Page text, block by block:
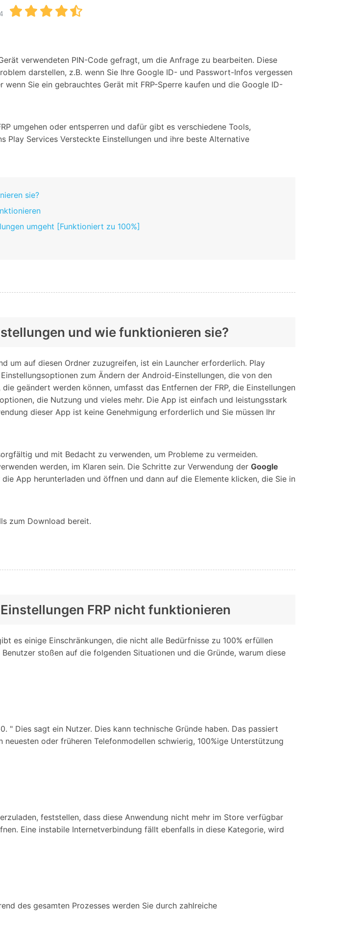
ansehen
Telefon-zu-Telefon-
Übertragung
GPS-
Standortwechsler
Fragen zu Ihrem Konto.
verwendeten PIN-Code gefragt, um die Anfrage zu bearbeiten. Diese
darstellen, z.B. wenn Sie Ihre Google ID- und Passwort-Infos vergessen
Sie ein gebrauchtes Gerät mit FRP-Sperre kaufen und die Google ID-
umgehen oder entsperren und dafür gibt es verschiedene Tools,
Play Services Versteckte Einstellungen und ihre beste Alternative
sie?
umgeht [Funktioniert zu 100%]
und wie funktionieren sie?
um auf diesen Ordner zuzugreifen, ist ein Launcher erforderlich. Play
zum Ändern der Android-Einstellungen, die von den
geändert werden können, umfasst das Entfernen der FRP, die Einstellungen
die Nutzung und vieles mehr. Die App ist einfach und leistungsstark
dieser App ist keine Genehmigung erforderlich und Sie müssen Ihr
und mit Bedacht zu verwenden, um Probleme zu vermeiden.
werden, im Klaren sein. Die Schritte zur Verwendung der Google
die App herunterladen und öffnen und dann auf die Elemente klicken, die Sie in
zum Download bereit.
FRP nicht funktionieren
es einige Einschränkungen, die nicht alle Bedürfnisse zu 100% erfüllen
stoßen auf die folgenden Situationen und die Gründe, warum diese
" Dies sagt ein Nutzer. Dies kann technische Gründe haben. Das passiert
oder früheren Telefonmodellen schwierig, 100%ige Unterstützung
feststellen, dass diese Anwendung nicht mehr im Store verfügbar
Eine instabile Internetverbindung fällt ebenfalls in diese Kategorie, wird
des gesamten Prozesses werden Sie durch zahlreiche